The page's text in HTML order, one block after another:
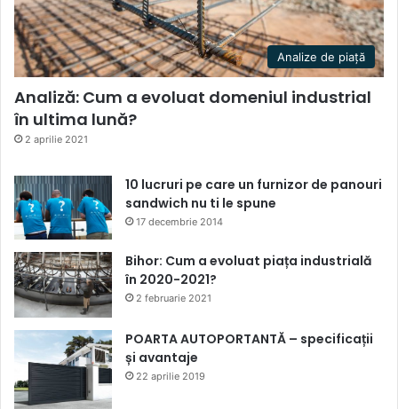
Analize de piață
Analiză: Cum a evoluat domeniul industrial
în ultima lună?
2 aprilie 2021
10 lucruri pe care un furnizor de panouri
sandwich nu ti le spune
17 decembrie 2014
Bihor: Cum a evoluat piața industrială
în 2020-2021?
2 februarie 2021
POARTA AUTOPORTANTĂ – specificații
și avantaje
22 aprilie 2019